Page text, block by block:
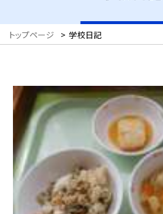
トップページ > 学校日記